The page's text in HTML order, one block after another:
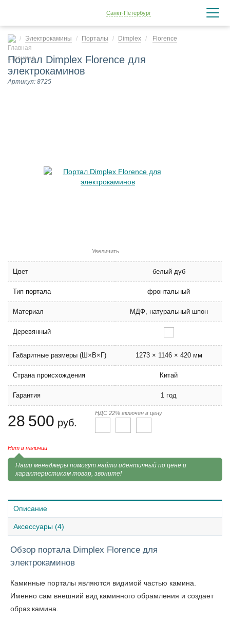
Санкт-Петербург
Электрокамины Порталы Dimplex Florence
Портал Dimplex Florence для
электрокаминов
Артикул: 8725
Увеличить
Цвет белый дуб
Тип портала фронтальный
Материал МДФ, натуральный шпон
Деревянный
Габаритные размеры (Ш×В×Г) 1273 × 1146 × 420 мм
Страна происхождения Китай
Гарантия 1 год
28 500 руб.
НДС 22% включен в цену
Нет в наличии
Наши менеджеры помогут найти идентичный по цене и
характеристикам товар, звоните!
Описание
Аксессуары (4)
Обзор портала Dimplex Florence для
электрокаминов
Каминные порталы являются видимой частью камина.
Именно сам внешний вид каминного обрамления и создает
образ камина.